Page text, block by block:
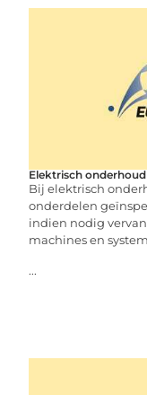
Elektrisch
Bij elektrisch
onderdelen
indien nodig
machines en
...